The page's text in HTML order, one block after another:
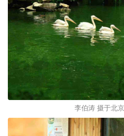
李伯涛 摄于北